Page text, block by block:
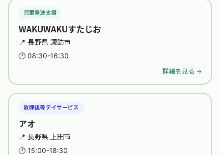
児童発達支援
WAKUWAKUすたじお
📍 長野県 諏訪市
🕐 08:30-16:30
詳細を見る →
放課後等デイサービス
アオ
📍 長野県 上田市
🕐 15:00-18:30